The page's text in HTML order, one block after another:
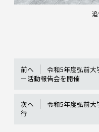
前へ
令和5年度弘前大
ー活動報告会を開催
次へ
令和5年度弘前大
行